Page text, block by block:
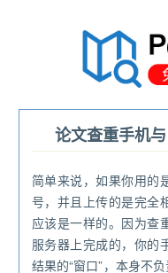
论文查重手机
简单来说，如果你用的
号，并且上传的是完全
应该是一样的。因为查
服务器上完成的，你的
结果的“窗口”，本身不